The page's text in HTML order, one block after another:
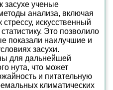
засухе ученые
анализа, включая
искусственный
Это позволило
показали наилучшие и
засухи.
для дальнейшей
нута, что может
и питательную
климатических